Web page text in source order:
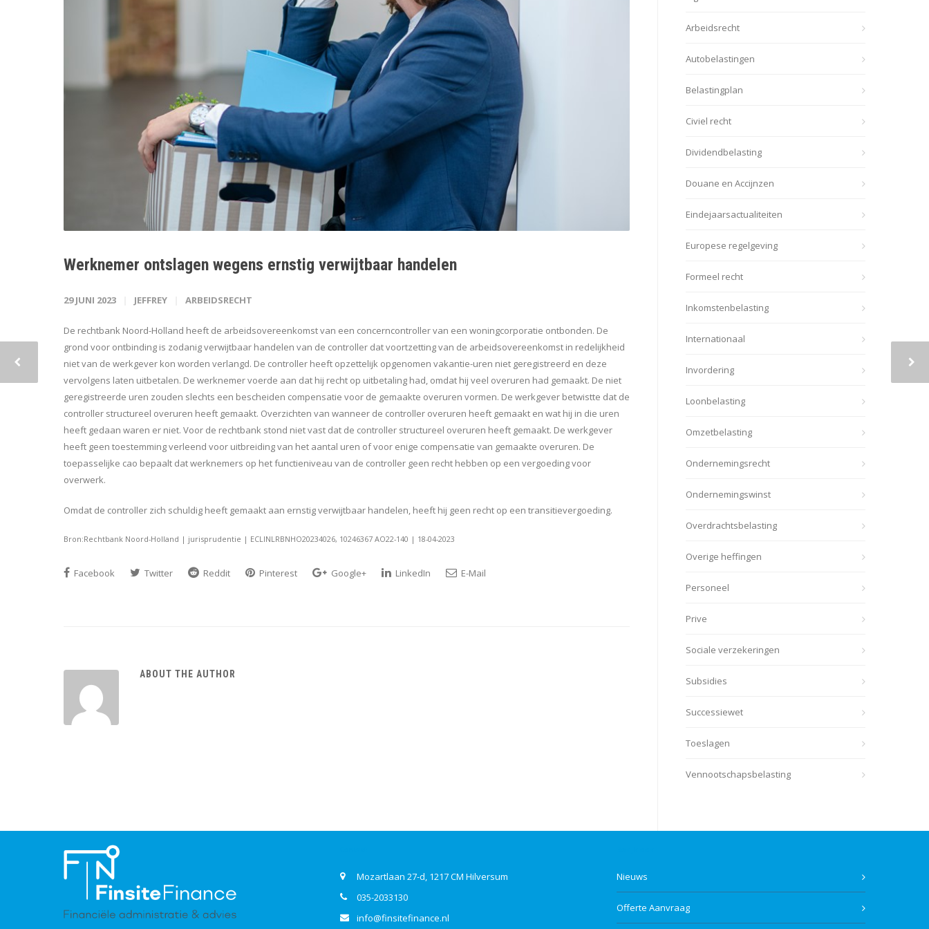
Werknemer ontslagen wegens ernstig verwijtbaar handelen
29 JUNI 2023 JEFFREY ARBEIDSRECHT
De rechtbank Noord-Holland heeft de arbeidsovereenkomst van een concerncontroller van een woningcorporatie ontbonden. De
grond voor ontbinding is zodanig verwijtbaar handelen van de controller dat voortzetting van de arbeidsovereenkomst in redelijkheid
niet van de werkgever kon worden verlangd. De controller heeft opzettelijk opgenomen vakantie-uren niet geregistreerd en deze
vervolgens laten uitbetalen. De werknemer voerde aan dat hij recht op uitbetaling had, omdat hij veel overuren had gemaakt. De niet
geregistreerde uren zouden slechts een bescheiden compensatie voor de gemaakte overuren vormen. De werkgever betwistte dat de
controller structureel overuren heeft gemaakt. Overzichten van wanneer de controller overuren heeft gemaakt en wat hij in die uren
heeft gedaan waren er niet. Voor de rechtbank stond niet vast dat de controller structureel overuren heeft gemaakt. De werkgever
heeft geen toestemming verleend voor uitbreiding van het aantal uren of voor enige compensatie van gemaakte overuren. De
toepasselijke cao bepaalt dat werknemers op het functieniveau van de controller geen recht hebben op een vergoeding voor
overwerk.
Omdat de controller zich schuldig heeft gemaakt aan ernstig verwijtbaar handelen, heeft hij geen recht op een transitievergoeding.
Bron:Rechtbank Noord-Holland | jurisprudentie | ECLINLRBNHO20234026, 10246367 AO22-140 | 18-04-2023
Facebook Twitter Reddit Pinterest Google+ LinkedIn E-Mail
ABOUT THE AUTHOR
Arbeidsrecht
Autobelastingen
Belastingplan
Civiel recht
Dividendbelasting
Douane en Accijnzen
Eindejaarsactualiteiten
Europese regelgeving
Formeel recht
Inkomstenbelasting
Internationaal
Invordering
Loonbelasting
Omzetbelasting
Ondernemingsrecht
Ondernemingswinst
Overdrachtsbelasting
Overige heffingen
Personeel
Prive
Sociale verzekeringen
Subsidies
Successiewet
Toeslagen
Vennootschapsbelasting
Mozartlaan 27-d, 1217 CM Hilversum
035-2033130
info@finsitefinance.nl
Nieuws
Offerte Aanvraag